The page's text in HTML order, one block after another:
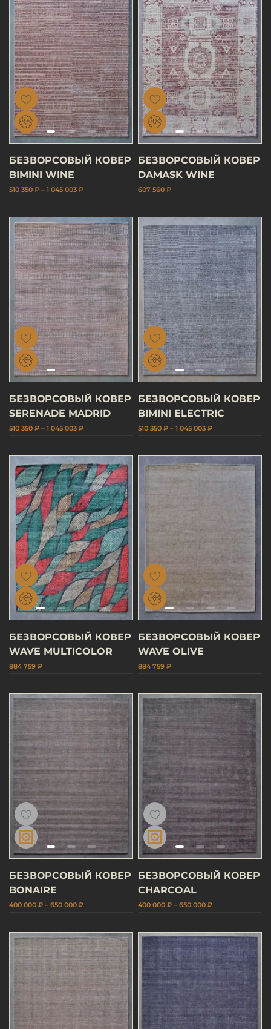
БЕЗВОРСОВЫЙ КОВЕР
BIMINI WINE
510 350 ₽ – 1 045 003 ₽
БЕЗВОРСОВЫЙ КОВЕР
DAMASK WINE
607 560 ₽
БЕЗВОРСОВЫЙ КОВЕР
SERENADE MADRID
510 350 ₽ – 1 045 003 ₽
БЕЗВОРСОВЫЙ КОВЕР
BIMINI ELECTRIC
510 350 ₽ – 1 045 003 ₽
БЕЗВОРСОВЫЙ КОВЕР
WAVE MULTICOLOR
884 759 ₽
БЕЗВОРСОВЫЙ КОВЕР
WAVE OLIVE
884 759 ₽
БЕЗВОРСОВЫЙ КОВЕР
BONAIRE
400 000 ₽ – 650 000 ₽
БЕЗВОРСОВЫЙ КОВЕР
CHARCOAL
400 000 ₽ – 650 000 ₽